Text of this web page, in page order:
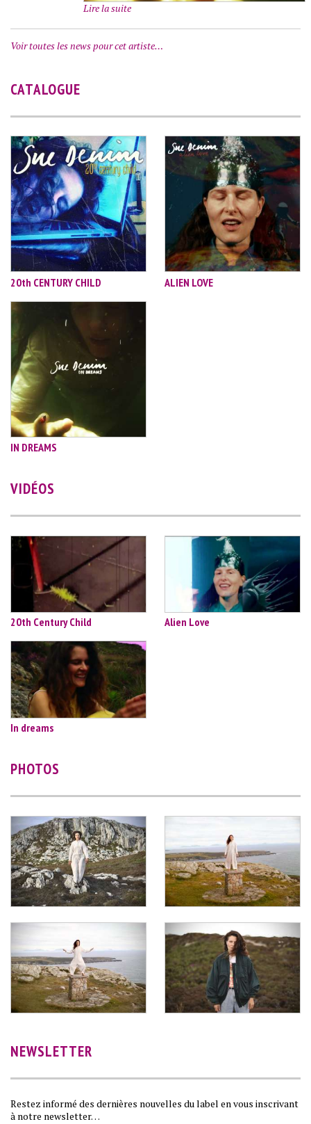
Lire la suite
Voir toutes les news pour cet artiste…
CATALOGUE
20th CENTURY CHILD ALIEN LOVE
IN DREAMS
VIDÉOS
20th Century Child Alien Love
In dreams
PHOTOS
NEWSLETTER
Restez informé des dernières nouvelles du label en vous inscrivant
à notre newsletter…